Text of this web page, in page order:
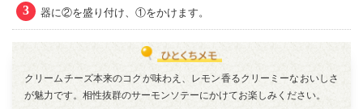
3 器に②を盛り付け、①をかけます。
クリームチーズ本来のコクが味わえ、レモン香るクリーミーなおいしさ
が魅力です。相性抜群のサーモンソテーにかけてお楽しみください。